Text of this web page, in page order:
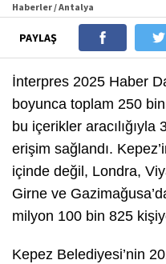
Haberler / Antalya
PAYLAŞ
İnterpres 2025 Haber
boyunca toplam 250
bu içerikler
erişim sağlandı.
içinde değil, Londra,
Girne ve
milyon 100 bin 825
Kepez Belediyesi’nin